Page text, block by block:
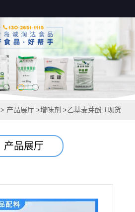
> 产品展厅 >增味剂 >乙基麦芽酚 1现货
产品展厅